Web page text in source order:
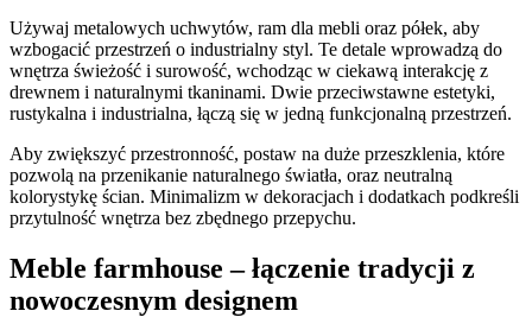
Używaj metalowych uchwytów, ram dla mebli oraz półek, aby
wzbogacić przestrzeń o industrialny styl. Te detale wprowadzą do
wnętrza świeżość i surowość, wchodząc w ciekawą interakcję z
drewnem i naturalnymi tkaninami. Dwie przeciwstawne estetyki,
rustykalna i industrialna, łączą się w jedną funkcjonalną przestrzeń.
Aby zwiększyć przestronność, postaw na duże przeszklenia, które
pozwolą na przenikanie naturalnego światła, oraz neutralną
kolorystykę ścian. Minimalizm w dekoracjach i dodatkach podkreśli
przytulność wnętrza bez zbędnego przepychu.
Meble farmhouse – łączenie tradycji z
nowoczesnym designem